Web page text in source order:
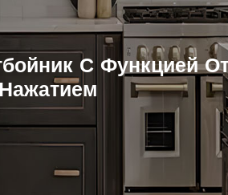
С Функцией
Нажатием